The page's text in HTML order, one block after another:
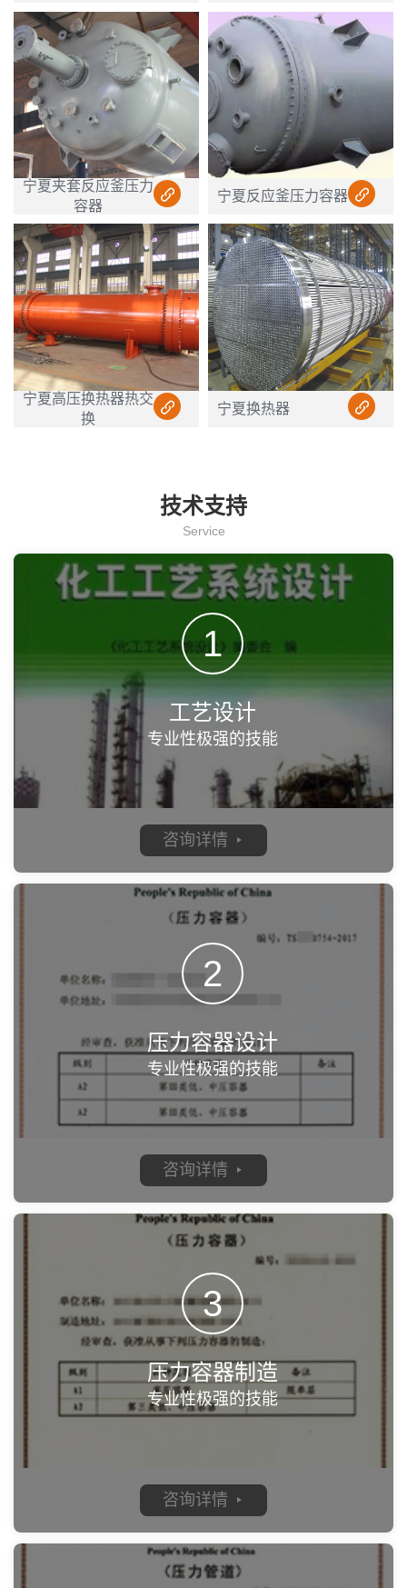
宁夏夹套反应釜压力
容器
宁夏反应釜压力容器
宁夏高压换热器热交
换
宁夏换热器
技术支持
Service
1
工艺设计
专业性极强的技能
咨询详情
2
压力容器设计
专业性极强的技能‬
咨询详情
3
压力容器制造
专业性极强的技能
咨询详情